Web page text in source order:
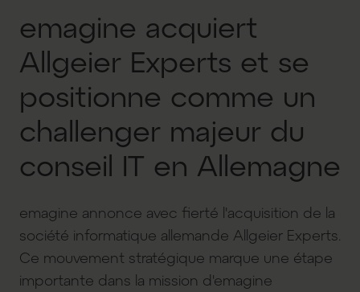
emagine acquiert
Allgeier Experts et se
positionne comme un
challenger majeur du
conseil IT en Allemagne
emagine annonce avec fierté l'acquisition de la
société informatique allemande Allgeier Experts.
Ce mouvement stratégique marque une étape
importante dans la mission d'emagine